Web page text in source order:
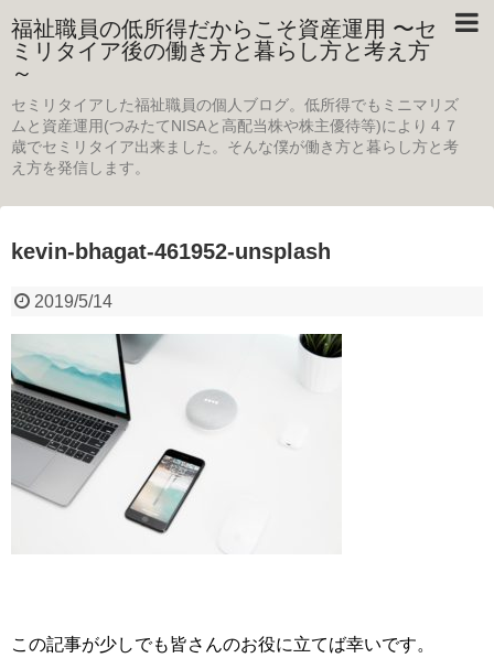
福祉職員の低所得だからこそ資産運用 〜セ
ミリタイア後の働き方と暮らし方と考え方
～
セミリタイアした福祉職員の個人ブログ。低所得でもミニマリズ
ムと資産運用(つみたてNISAと高配当株や株主優待等)により４７
歳でセミリタイア出来ました。そんな僕が働き方と暮らし方と考
え方を発信します。
kevin-bhagat-461952-unsplash
2019/5/14
この記事が少しでも皆さんのお役に立てば幸いです。